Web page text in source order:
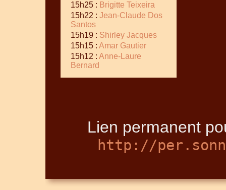
15h25 : Brigitte Teixeira
15h22 : Jean-Claude Dos
Santos
15h19 : Shirley Jacques
15h15 : Amar Gautier
15h12 : Anne-Laure
Bernard
Lien permanent
http://